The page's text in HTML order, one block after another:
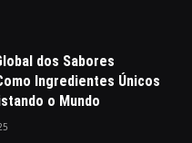
dos Sabores
Ingredientes Únicos
o Mundo